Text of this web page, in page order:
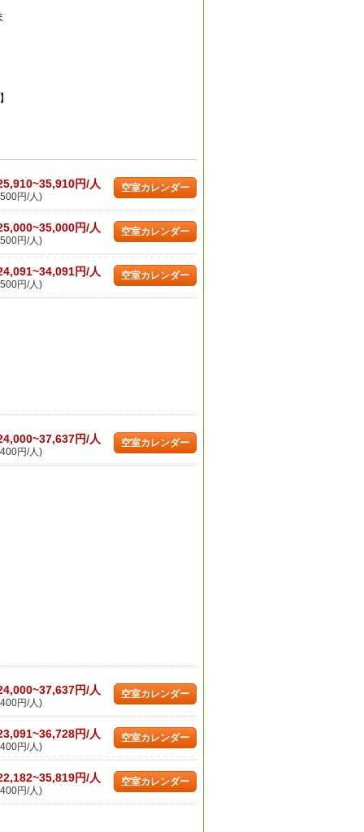
円/人
円/人)
空室カレンダー
円/人
円/人)
空室カレンダー
円/人
円/人)
空室カレンダー
円/人
円/人)
空室カレンダー
円/人
円/人)
空室カレンダー
円/人
円/人)
空室カレンダー
円/人
円/人)
空室カレンダー